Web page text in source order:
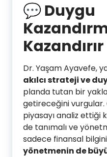
💬Duygu
Kazandırır
Dr. Yaşam Ayavefe,
akılcı strateji ve
planda tutan bir
getireceğini vurgular.
piyasayı analiz ettiği
de tanımalı ve
sadece finansal
yönetmenin de